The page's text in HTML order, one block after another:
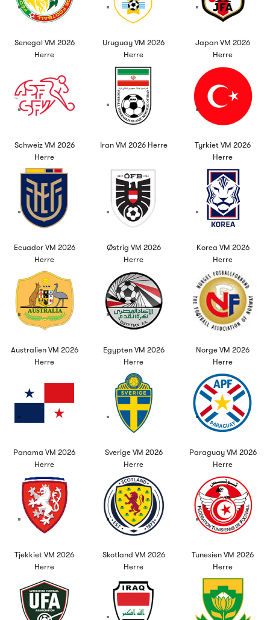
Senegal VM 2026
Herre
Uruguay VM 2026
Herre
Japan VM 2026
Herre
Schweiz VM 2026
Herre
Iran VM 2026 Herre
Tyrkiet VM 2026
Herre
Ecuador VM 2026
Herre
Østrig VM 2026
Herre
Korea VM 2026
Herre
Australien VM 2026
Herre
Egypten VM 2026
Herre
Norge VM 2026
Herre
Panama VM 2026
Herre
Sverige VM 2026
Herre
Paraguay VM 2026
Herre
Tjekkiet VM 2026
Herre
Skotland VM 2026
Herre
Tunesien VM 2026
Herre